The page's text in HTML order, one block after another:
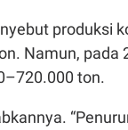
produksi
Namun, pada
ton.